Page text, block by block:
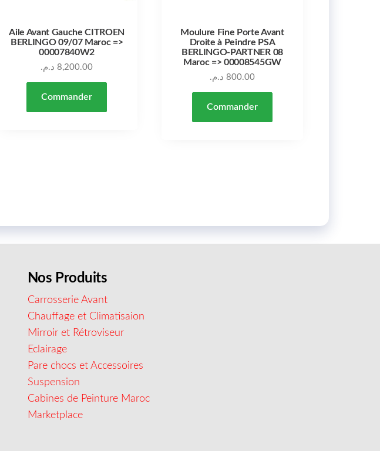
Aile Avant Gauche CITROEN
BERLINGO 09/07 Maroc =>
00007840W2
8,200.00 د.م.
Commander
Moulure Fine Porte Avant
Droite à Peindre PSA
BERLINGO-PARTNER 08
Maroc => 00008545GW
800.00 د.م.
Commander
Nos Produits
Carrosserie Avant
Chauffage et Climatisaion
Mirroir et Rétroviseur
Eclairage
Pare chocs et Accessoires
Suspension
Cabines de Peinture Maroc
Marketplace